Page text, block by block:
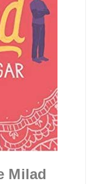
Milad